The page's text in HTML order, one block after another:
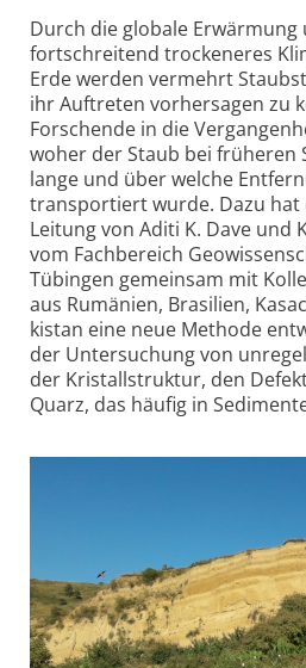
Durch die globale Erwärmung
fortschreitend trockeneres
Erde werden vermehrt
ihr Auftreten vorhersagen zu
Forschende in die
woher der Staub bei früheren
lange und über welche
transportiert wurde. Dazu hat
Leitung von Aditi K. Dave und
vom Fachbereich
Tübingen gemeinsam mit
aus Rumänien, Brasilien,
kistan eine neue Methode
der Untersuchung von
der Kristall­struktur, den
Quarz, das häufig in